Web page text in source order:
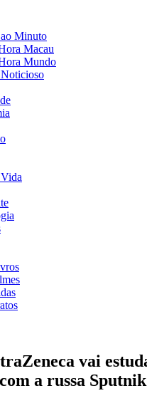
Minuto
Macau
Mundo
vai
a russa